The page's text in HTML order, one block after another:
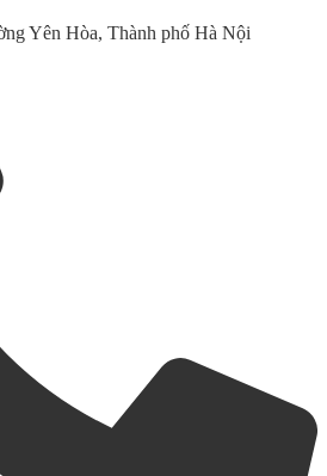
Yên Hòa, Thành phố Hà Nội